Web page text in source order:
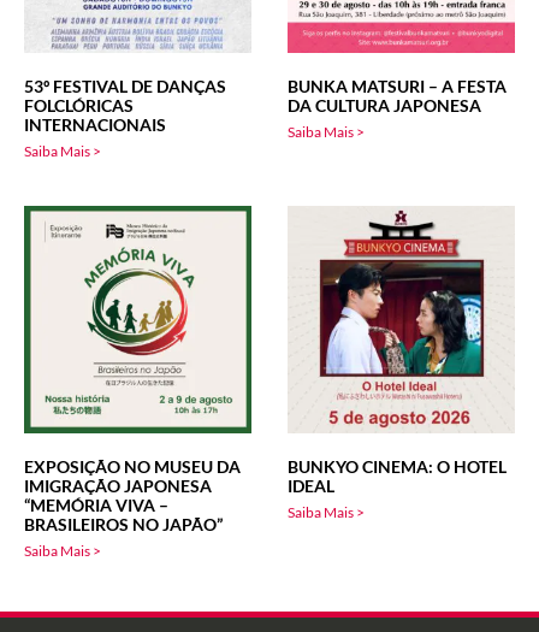
53º FESTIVAL DE DANÇAS
FOLCLÓRICAS
INTERNACIONAIS
Saiba Mais >
BUNKA MATSURI – A FESTA
DA CULTURA JAPONESA
Saiba Mais >
EXPOSIÇÃO NO MUSEU DA
IMIGRAÇÃO JAPONESA
“MEMÓRIA VIVA –
BRASILEIROS NO JAPÃO”
Saiba Mais >
BUNKYO CINEMA: O HOTEL
IDEAL
Saiba Mais >